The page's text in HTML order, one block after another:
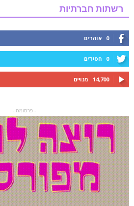
רשתות חברתיות
0 אוהדים
0 חסידים
14,700 מנויים
- פרסומת -